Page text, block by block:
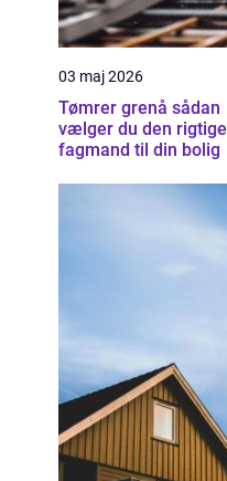
03 maj 2026
Tømrer grenå sådan
vælger du den rigtige
fagmand til din bolig